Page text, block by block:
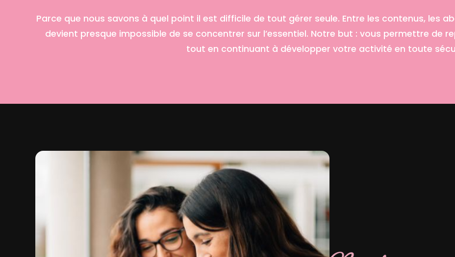
Parce que nous savons à quel point il est difficile de tout gérer seule. Entre les contenus, les
devient presque impossible de se concentrer sur l’essentiel. Notre but : vous permettre de
tout en continuant à développer votre activité en toute